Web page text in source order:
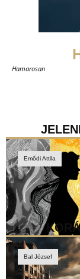
Hamarosan
Emődi Attila
HAMUPIPŐKE
Bal József